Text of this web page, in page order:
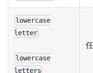
lowercase
letter
lowercase
letters